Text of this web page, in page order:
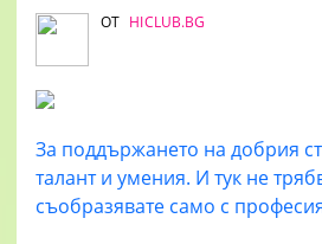
ОТ HICLUB.BG
За поддържането на добрия
талант и умения. И тук не
съобразявате само с